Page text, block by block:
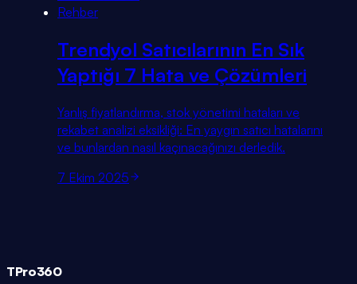
Rehber
Trendyol Satıcılarının En Sık
Yaptığı 7 Hata ve Çözümleri
Yanlış fiyatlandırma, stok yönetimi hataları ve
rekabet analizi eksikliği: En yaygın satıcı hatalarını
ve bunlardan nasıl kaçınacağınızı derledik.
7 Ekim 2025
TPro360